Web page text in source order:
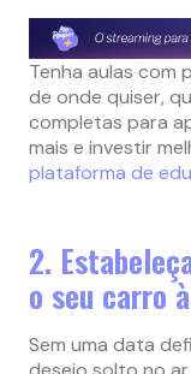
Tenha aulas com
de onde quiser,
completas para
mais e investir
plataforma de
2.
o seu carro
Sem uma data